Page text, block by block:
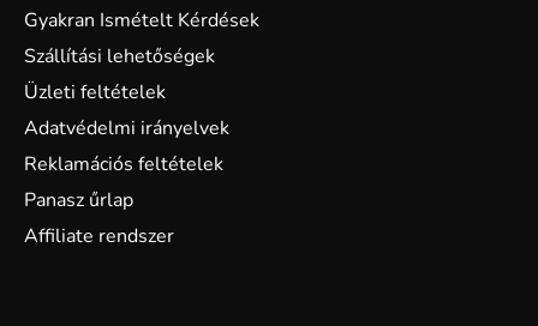
Gyakran Ismételt Kérdések
Szállítási lehetőségek
Üzleti feltételek
Adatvédelmi irányelvek
Reklamációs feltételek
Panasz űrlap
Affiliate rendszer